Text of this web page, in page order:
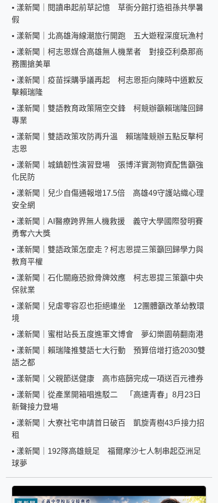
• 漾新聞｜閱讀串起前草記憶 草衙分館打造祖孫共學暑
假
• 漾新聞｜北高雄海線潮旅行開跑 五大遊程深度玩漁村
• 漾新聞｜柯志恩媒合高雄無人機業者 對接亞利桑那商
務團搶美單
• 漾新聞｜疫苗採購爭議再起 柯志恩拒向陳時中道歉反
擊賴瑞隆
• 漾新聞｜雙語教育政策隔空交鋒 柯競辦籲賴瑞隆回歸
專業
• 漾新聞｜雙語政策攻防再升溫 賴瑞隆競辦五點反擊柯
志恩
• 漾新聞｜城鎮韌性演習登場 張博洋實測物資配售籲強
化民防
• 漾新聞｜兒少自傷通報增17.5倍 高雄49守護站織心理
安全網
• 漾新聞｜AI醫療跨界無人機救援 義守大學國際發明賽
勇奪六大獎
• 漾新聞｜雙語政策怎麼走？柯志恩提三策籲回歸學力與
教育平權
• 漾新聞｜石化關廠恐掀骨牌效應 柯志恩提三策籲中央
保就業
• 漾新聞｜兒虐零容忍也拒絕連坐 12團體籲改革幼教環
境
• 漾新聞｜蜜柑站長五度進軍文博會 夢幻樂園萌翻南港
• 漾新聞｜賴瑞隆推雙語七大行動 預算倍增打造2030雙
語之都
• 漾新聞｜父親節送健康 高市癌篩完成一項送百元禮券
• 漾新聞｜從產業開箱唱進駁二 「高速青春」8月23日
新聲接力登場
• 漾新聞｜大寮社宅申請首日破百 凱旋青樹43戶接力招
租
• 漾新聞｜192隊高雄競足 福爾摩沙七人制串起亞洲足
球夢